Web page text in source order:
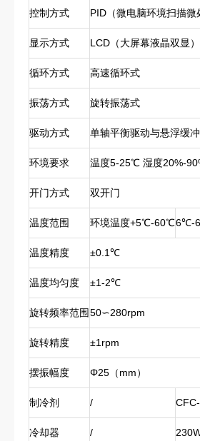
控制方式 PID（微电脑环境扫描微
显示方式 LCD（大屏幕液晶双显）
循环方式 高速循环式
振荡方式 旋转振荡式
驱动方式 单轴平衡驱动与悬浮缓
环境要求 温度5-25℃ 湿度20%-
开门方式 双开门
温度范围 环境温度+5℃-60℃6℃-
温度精度 ±0.1℃
温度均匀度 ±1-2℃
旋转频率范围50∽280rpm
旋转精度 ±1rpm
摆振幅度 Φ25（mm）
制冷剂 /
冷却器 /